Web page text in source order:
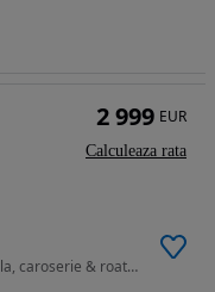
998 cm3 • 73 CP • Unic proprietar, functionala, caroserie & roata spate dreapta avariate
2 999 EUR
Calculeaza rata